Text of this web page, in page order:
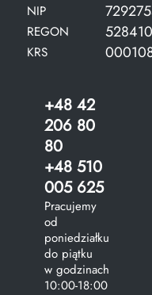
NIP
REGON
KRS
+48 42
206 80
80
+48 510
005 625
Pracujemy
od
poniedziałku
do piątku
w godzinach
10:00-18:00